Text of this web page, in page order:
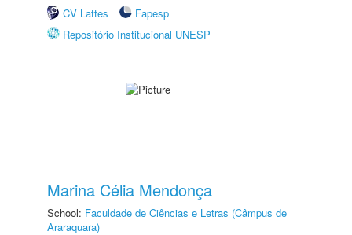
CV Lattes
Fapesp
Repositório Institucional UNESP
Marina Célia Mendonça
School: Faculdade de Ciências e Letras (Câmpus de
Araraquara)